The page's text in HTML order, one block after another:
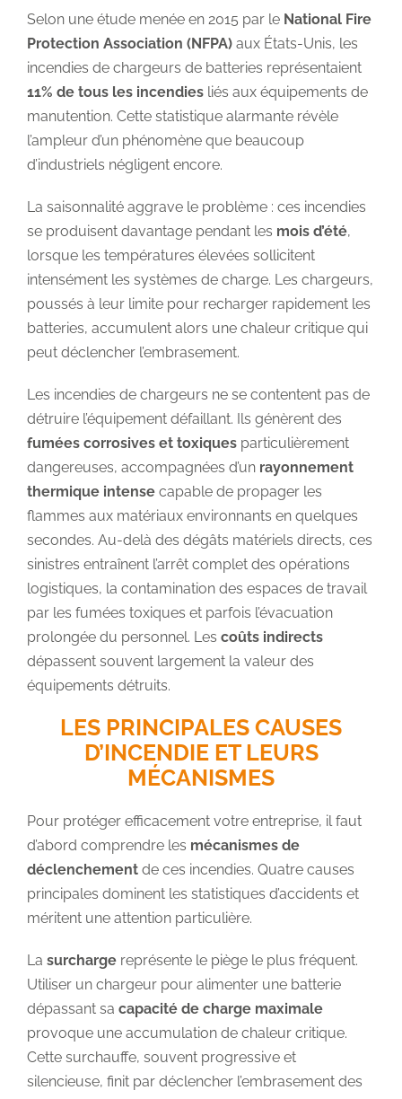
Selon une étude menée en 2015 par le National Fire
Protection Association (NFPA)aux États-Unis, les
incendies de chargeurs de batteries représentaient
11% de tous les incendiesliés aux équipements de
manutention. Cette statistique alarmante révèle
l’ampleur d’un phénomène que beaucoup
d’industriels négligent encore.
La saisonnalité aggrave le problème : ces incendies
se produisent davantage pendant les mois d’été,
lorsque les températures élevées sollicitent
intensément les systèmes de charge. Les chargeurs,
poussés à leur limite pour recharger rapidement les
batteries, accumulent alors une chaleur critique qui
peut déclencher l’embrasement.
Les incendies de chargeurs ne se contentent pas de
détruire l’équipement défaillant. Ils génèrent des
fumées corrosives et toxiquesparticulièrement
dangereuses, accompagnées d’un rayonnement
thermique intensecapable de propager les
flammes aux matériaux environnants en quelques
secondes. Au-delà des dégâts matériels directs, ces
sinistres entraînent l’arrêt complet des opérations
logistiques, la contamination des espaces de travail
par les fumées toxiques et parfois l’évacuation
prolongée du personnel. Les coûts indirects
dépassent souvent largement la valeur des
équipements détruits.
LES PRINCIPALES CAUSES
D’INCENDIE ET LEURS
MÉCANISMES
Pour protéger efficacement votre entreprise, il faut
d’abord comprendre les mécanismes de
déclenchementde ces incendies. Quatre causes
principales dominent les statistiques d’accidents et
méritent une attention particulière.
La surchargereprésente le piège le plus fréquent.
Utiliser un chargeur pour alimenter une batterie
dépassant sa capacité de charge maximale
provoque une accumulation de chaleur critique.
Cette surchauffe, souvent progressive et
silencieuse, finit par déclencher l’embrasement des